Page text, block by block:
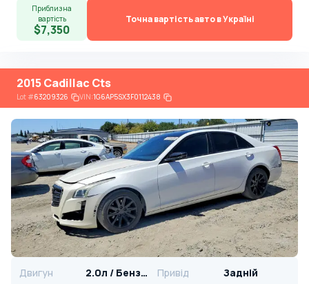
Приблизна
вартість
$7,350
Точна вартість авто в Україні
2015 Cadillac Cts
Lot#63209326 VIN:1G6AP5SX3F0112438
Двигун 2.0л / Бензин Привід Задній